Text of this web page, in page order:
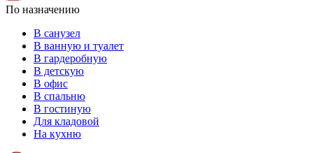
По назначению
В санузел
В ванную и туалет
В гардеробную
В детскую
В офис
В спальню
В гостиную
Для кладовой
На кухню